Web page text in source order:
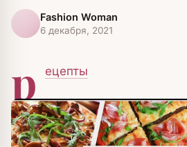
Fashion Woman
6 декабря, 2021
р ецепты